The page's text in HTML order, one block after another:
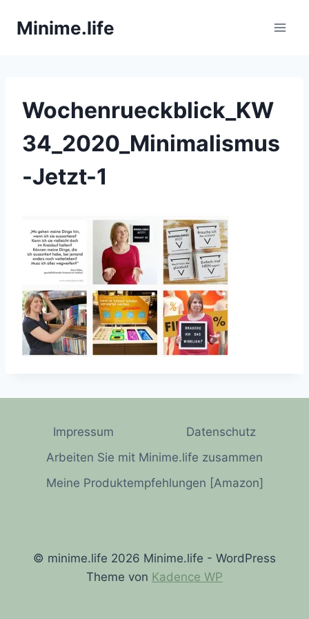
InhaltMinime.life
Wochenrueckblick_KW
34_2020_Minimalismus
-Jetzt-1
Impressum
Datenschutz
Arbeiten Sie mit Minime.life zusammen
Meine Produktempfehlungen [Amazon]
© minime.life 2026 Minime.life - WordPress
Theme von Kadence WP